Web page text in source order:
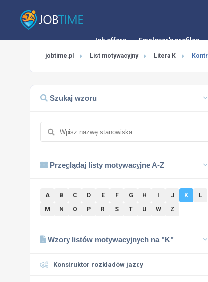
Job offers Employer's profiles
jobtime.pl List motywacyjny Litera K
Szukaj wzoru
Przeglądaj listy motywacyjne A-Z
A B C D E F G H J K
L
M
N O P R S T U W Z
Wzory listów motywacyjnych na "K"
Konstruktor rozkładów jazdy